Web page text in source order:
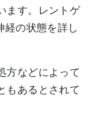
ます。レントゲ
経の状態を詳し
方などによって
もあるとされて